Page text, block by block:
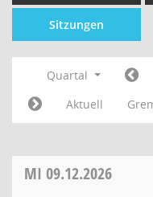
Sitzungen
Quartal
Aktuell
MI 09.12.2026